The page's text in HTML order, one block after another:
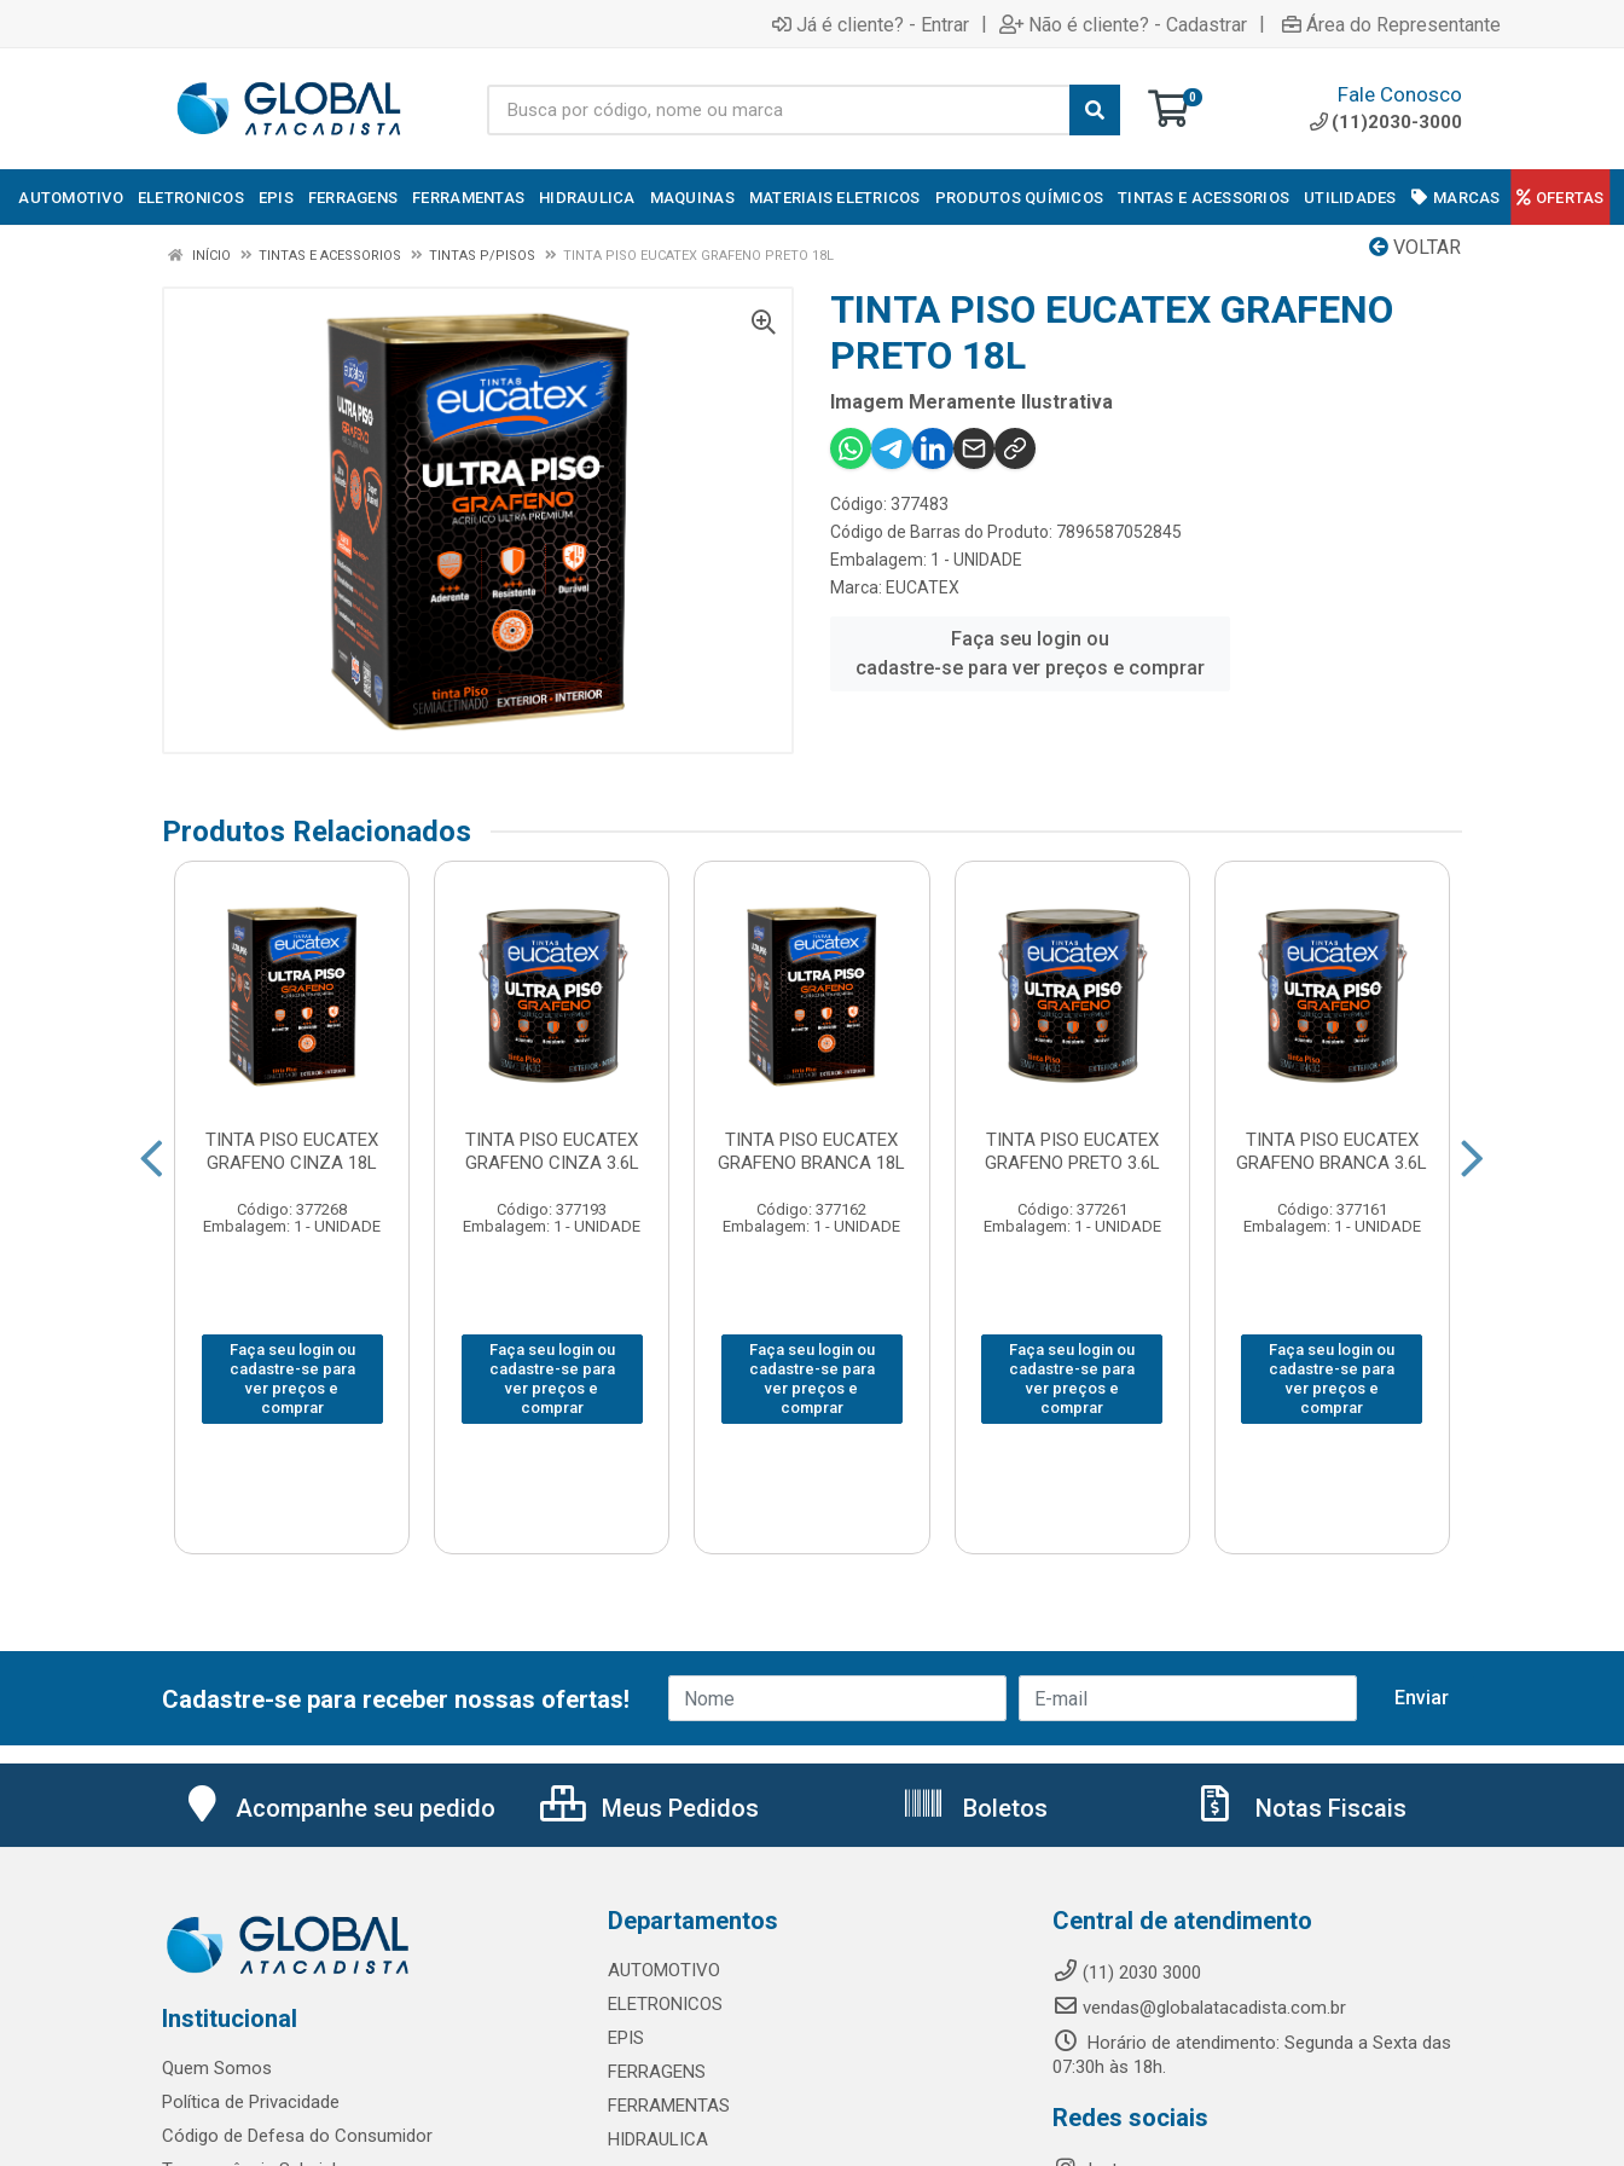
Já é cliente? - Entrar | Não é cliente? - Cadastrar | Área do Representante
0 Fale Conosco
(11)2030-3000
AUTOMOTIVO ELETRONICOS EPIS FERRAGENS FERRAMENTAS HIDRAULICA MAQUINAS MATERIAIS ELETRICOS PRODUTOS QUÍMICOS TINTAS E ACESSORIOS UTILIDADES MARCAS OFERTAS
VOLTAR
INÍCIO TINTAS E ACESSORIOS TINTAS P/PISOS TINTA PISO EUCATEX GRAFENO PRETO 18L
TINTA PISO EUCATEX GRAFENO
PRETO 18L
Imagem Meramente Ilustrativa
Código: 377483
Código de Barras do Produto: 7896587052845
Embalagem: 1 - UNIDADE
Marca: EUCATEX
Faça seu login ou
cadastre-se para ver preços e comprar
Produtos Relacionados
TINTA PISO EUCATEX
GRAFENO CINZA 18L
Código: 377268
Embalagem: 1 - UNIDADE
Faça seu login ou
cadastre-se para
ver preços e
comprar
TINTA PISO EUCATEX
GRAFENO CINZA 3.6L
Código: 377193
Embalagem: 1 - UNIDADE
Faça seu login ou
cadastre-se para
ver preços e
comprar
TINTA PISO EUCATEX
GRAFENO BRANCA 18L
Código: 377162
Embalagem: 1 - UNIDADE
Faça seu login ou
cadastre-se para
ver preços e
comprar
TINTA PISO EUCATEX
GRAFENO PRETO 3.6L
Código: 377261
Embalagem: 1 - UNIDADE
Faça seu login ou
cadastre-se para
ver preços e
comprar
TINTA PISO EUCATEX
GRAFENO BRANCA 3.6L
Código: 377161
Embalagem: 1 - UNIDADE
Faça seu login ou
cadastre-se para
ver preços e
comprar
Cadastre-se para receber nossas ofertas!
Acompanhe seu pedido Meus Pedidos Boletos Notas Fiscais
Institucional
Quem Somos
Política de Privacidade
Código de Defesa do Consumidor
Departamentos
AUTOMOTIVO
ELETRONICOS
EPIS
FERRAGENS
FERRAMENTAS
HIDRAULICA
Central de atendimento
(11) 2030 3000
vendas@globalatacadista.com.br
Horário de atendimento: Segunda a Sexta das
07:30h às 18h.
Redes sociais